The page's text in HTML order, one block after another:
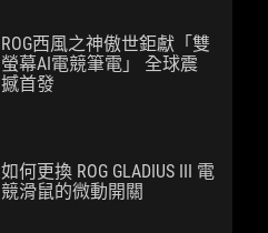
ROG西風之神傲世鉅獻「雙
螢幕AI電競筆電」 全球震
撼首發
如何更換 ROG GLADIUS III 電
競滑鼠的微動開關